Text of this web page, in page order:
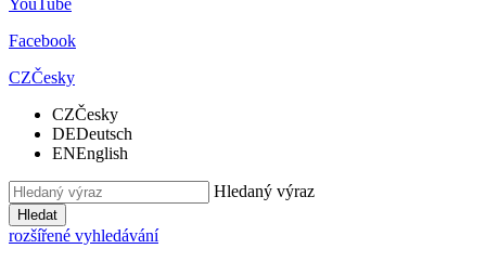
YouTube
Facebook
CZČesky
CZČesky
DEDeutsch
ENEnglish
Hledaný výraz
Hledat
rozšířené vyhledávání